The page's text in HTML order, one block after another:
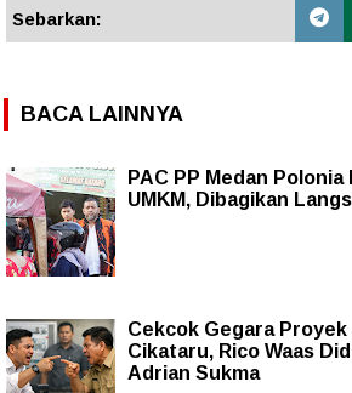
Sebarkan:
BACA LAINNYA
PAC PP Medan
UMKM, Dibagikan
Cekcok Gegara
Cikataru, Rico Waas
Adrian Sukma